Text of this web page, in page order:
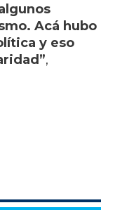
Acá hubo
y eso
,